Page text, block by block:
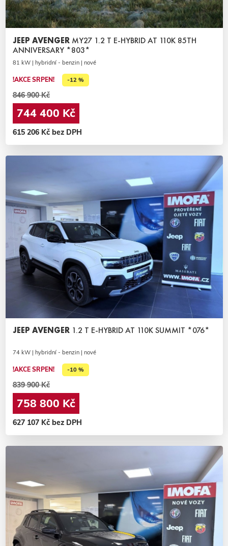
JEEP AVENGER MY27 1.2 T E-HYBRID AT 110K 85TH
ANNIVERSARY *803*
81 kW | hybridní - benzin | nové
!AKCE SRPEN! -12 %
846 900 Kč
744 400 Kč
615 206 Kč bez DPH
JEEP AVENGER 1.2 T E-HYBRID AT 110K SUMMIT *076*
74 kW | hybridní - benzin | nové
!AKCE SRPEN! -10 %
839 900 Kč
758 800 Kč
627 107 Kč bez DPH